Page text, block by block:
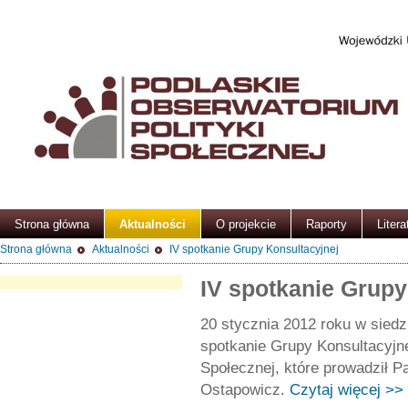
Strona główna Aktualności O projekcie Raporty
Strona główna Aktualności IV spotkanie Grupy Konsultacyjnej
IV spotkanie
20 stycznia 2012 roku w
spotkanie Grupy
Społecznej, które prowadził
Ostapowicz. Czytaj więcej >>